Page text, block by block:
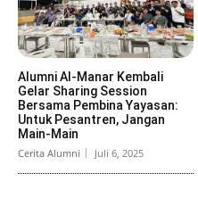
Alumni Al-Manar Kembali
Gelar Sharing Session
Bersama Pembina Yayasan:
Untuk Pesantren, Jangan
Main-Main
Cerita Alumni Juli 6, 2025